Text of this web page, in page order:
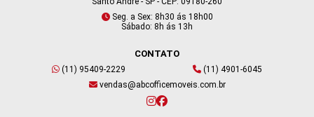
Seg. a Sex: 8h30 ás 18h00
Sábado: 8h ás 13h
CONTATO
(11) 95409-2229
(11) 4901-6045
vendas@abcofficemoveis.com.br